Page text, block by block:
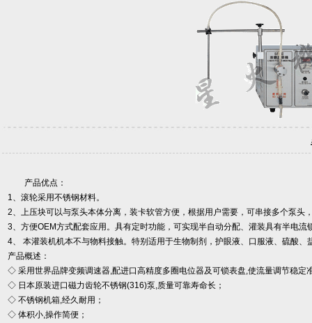
产品优点：
1、滚轮采用不锈钢材料。
2、上压块可以与泵头本体分离，装卡软管方便，根据用户需要，可串接多个泵头
3、方便OEM方式配套应用。具有定时功能，可实现半自动分配、灌装具有半电流
4、 本灌装机机本不与物料接触。特别适用于生物制剂，护眼液、口服液、硫酸、
产品概述：
◇ 采用世界品牌变频调速器,配进口高精度多圈电位器及可锁表盘,使流量调节稳定
◇ 日本原装进口磁力齿轮不锈钢(316)泵,质量可靠寿命长；
◇ 不锈钢机箱,经久耐用；
◇ 体积小,操作简便；